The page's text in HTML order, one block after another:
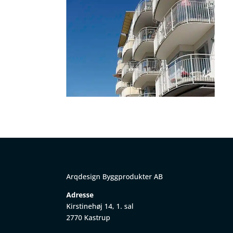
Arqdesign Byggprodukter AB
Adresse
Kirstinehøj 14, 1. sal
2770 Kastrup